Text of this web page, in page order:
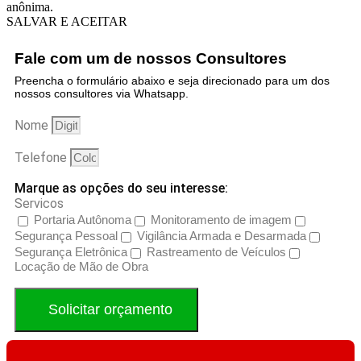
anônima.
SALVAR E ACEITAR
Fale com um de nossos Consultores
Preencha o formulário abaixo e seja direcionado para um dos
nossos consultores via Whatsapp.
Nome
Telefone
Marque as opções do seu interesse:
Servicos
Portaria Autônoma
Monitoramento de imagem
Segurança Pessoal
Vigilância Armada e Desarmada
Segurança Eletrônica
Rastreamento de Veículos
Locação de Mão de Obra
Solicitar orçamento